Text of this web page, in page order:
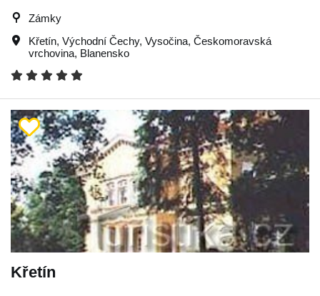
Zámky
Křetín, Východní Čechy, Vysočina, Českomoravská
vrchovina, Blanensko
Křetín